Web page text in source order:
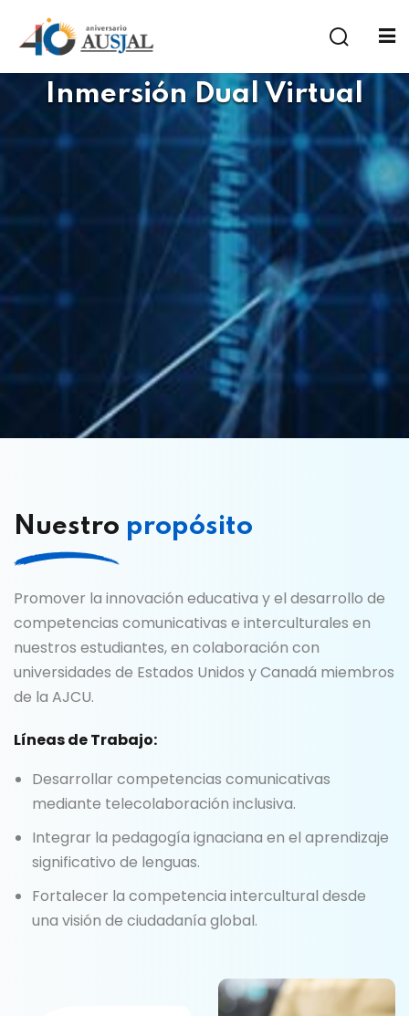
Inmersión Dual Virtual
Nuestro propósito
Promover la innovación educativa y el desarrollo de
competencias comunicativas e interculturales en
nuestros estudiantes, en colaboración con
universidades de Estados Unidos y Canadá miembros
de la AJCU.
Líneas de Trabajo:
Desarrollar competencias comunicativas
mediante telecolaboración inclusiva.
Integrar la pedagogía ignaciana en el aprendizaje
significativo de lenguas.
Fortalecer la competencia intercultural desde
una visión de ciudadanía global.